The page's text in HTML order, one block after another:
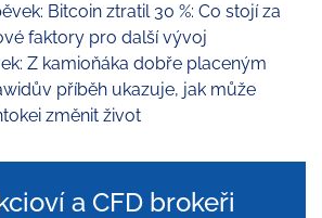
Bitcoin ztratil 30 %: Co stojí za
faktory pro další vývoj
Z kamioňáka dobře placeným
příběh ukazuje, jak může
změnit život
a CFD brokeři